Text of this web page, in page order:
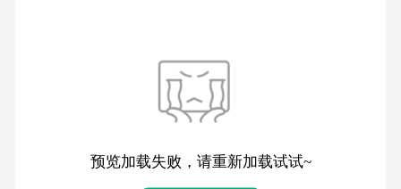
预览加载失败，请重新加载试试~